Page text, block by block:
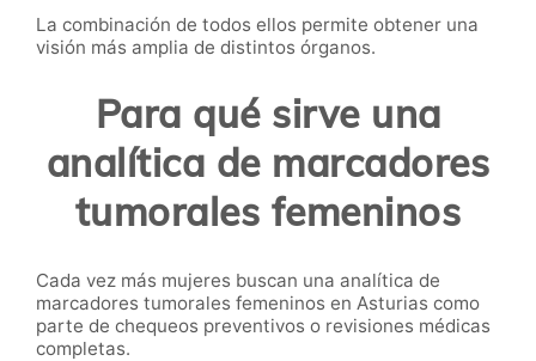
La combinación de todos ellos permite obtener una
visión más amplia de distintos órganos.
Para qué sirve una
analítica de marcadores
tumorales femeninos
Cada vez más mujeres buscan una analítica de
marcadores tumorales femeninos en Asturias como
parte de chequeos preventivos o revisiones médicas
completas.